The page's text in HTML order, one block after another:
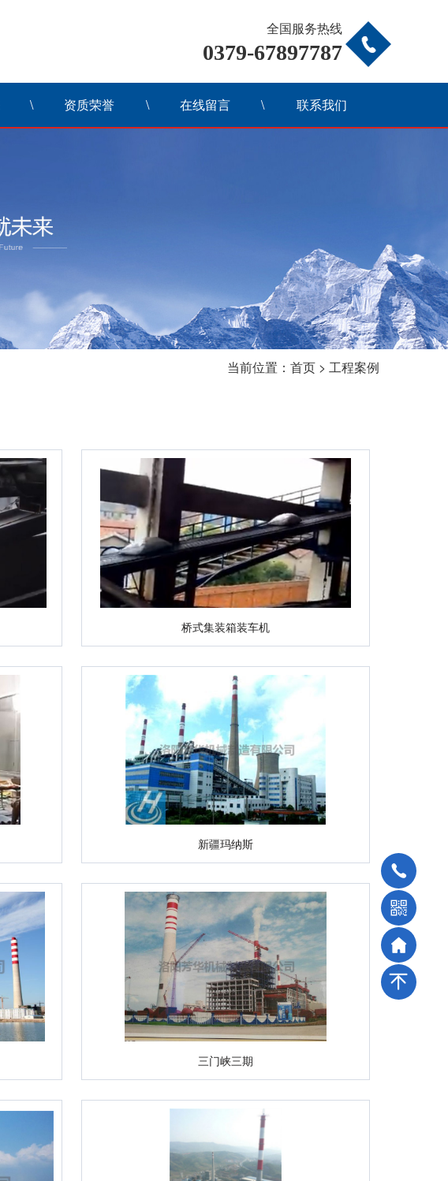
全国服务热线
0379-67897787
资质荣誉 在线留言 联系我们
当前位置： 首页 > 工程案例
桥式集装箱装车机
新疆玛纳斯
三门峡三期



